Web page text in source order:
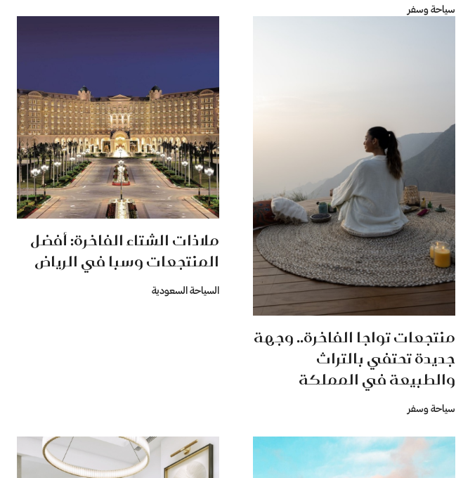
سياحة وسفر
منتجعات تواجا الفاخرة.. وجهة
جديدة تحتفي بالتراث
والطبيعة في المملكة
سياحة وسفر
ملاذات الشتاء الفاخرة: أفضل
المنتجعات وسبا في الرياض
السياحة السعودية